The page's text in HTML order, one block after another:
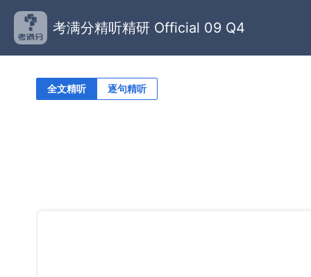
考满分精听精研 Official 09 Q4
全文精听 逐句精听